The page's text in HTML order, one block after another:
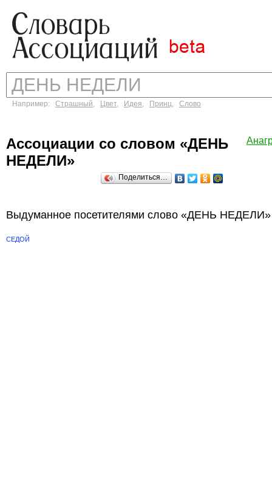
Например: Страшный, Цвет, Идея, Принц, Слово
Ассоциации со словом «ДЕНЬ
НЕДЕЛИ»
Поделиться…
Выдуманное посетителями слово «ДЕНЬ НЕДЕЛИ»
СЕДОЙ